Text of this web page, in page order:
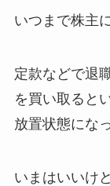
いつまで株主
定款などで退
を買い取ると
放置状態にな
いまはいいけ